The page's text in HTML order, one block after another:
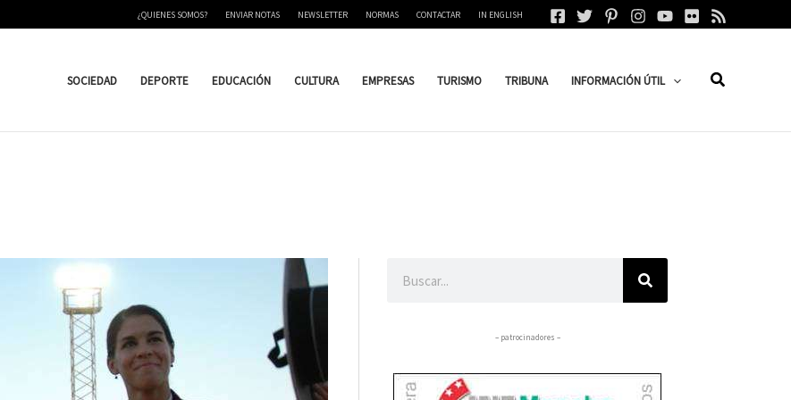
¿QUIENES SOMOS? ENVIAR NOTAS NEWSLETTER NORMAS CONTACTAR IN ENGLISH
SOCIEDAD DEPORTE EDUCACIÓN CULTURA EMPRESAS TURISMO TRIBUNA INFORMACIÓN ÚTIL
– patrocinadores –